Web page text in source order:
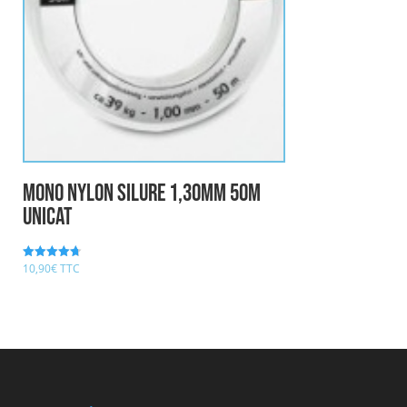
mono nylon Silure 1,30mm 50m
UNICAT
Note
4.67
10,90€ TTC